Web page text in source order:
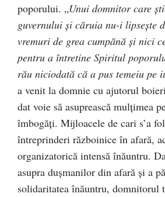
poporului. „Unui domnitor care
guvernului şi căruia nu-i lipseşte
vremuri de grea cumpănă şi nici
pentru a întretine Spiritul
rău niciodată că a pus temeiu pe
a venit la domnie cu ajutorul
dat voie să asuprească mulţimea
îmbogăţi. Mijloacele de cari s’a
întreprinderi războinice în afară,
organizatorică intensă înăuntru.
asupra duşmanilor din afară şi a
solidaritatea înăuntru, domnitorul